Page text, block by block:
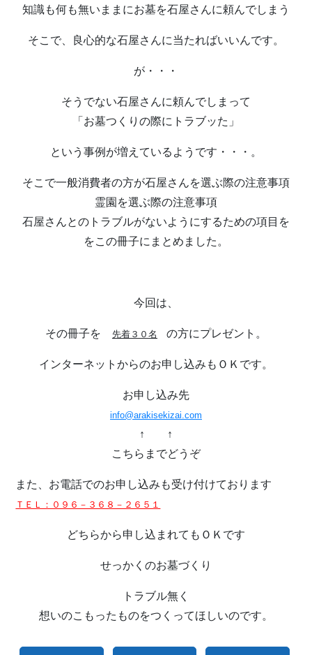
知識も何も無いままにお墓を石屋さんに頼んでしまう
そこで、良心的な石屋さんに当たればいいんです。
が・・・
そうでない石屋さんに頼んでしまって
「お墓つくりの際にトラブッた」
という事例が増えているようです・・・。
そこで一般消費者の方が石屋さんを選ぶ際の注意事項
霊園を選ぶ際の注意事項
石屋さんとのトラブルがないようにするための項目を
をこの冊子にまとめました。
今回は、
その冊子を 先着３０名 の方にプレゼント。
インターネットからのお申し込みもＯＫです。
お申し込み先
info@arakisekizai.com
↑ ↑
こちらまでどうぞ
また、お電話でのお申し込みも受け付けております
ＴＥＬ：０９６－３６８－２６５１
どちらから申し込まれてもＯＫです
せっかくのお墓づくり
トラブル無く
想いのこもったものをつくってほしいのです。